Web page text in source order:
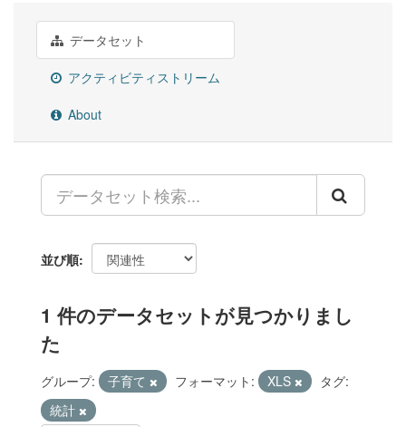
データセット
アクティビティストリーム
About
並び順
1 件のデータセットが見つかりまし
た
グループ: 子育て フォーマット: XLS
タグ:
統計